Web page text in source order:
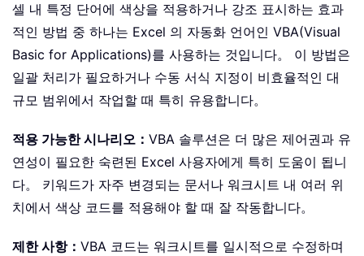
셀 내 특정 단어에 색상을 적용하거나 강조 표시하는 효과
적인 방법 중 하나는 Excel 의 자동화 언어인 VBA(Visual
Basic for Applications)를 사용하는 것입니다。 이 방법은
일괄 처리가 필요하거나 수동 서식 지정이 비효율적인 대
규모 범위에서 작업할 때 특히 유용합니다。
적용 가능한 시나리오： VBA 솔루션은 더 많은 제어권과 유
연성이 필요한 숙련된 Excel 사용자에게 특히 도움이 됩니
다。 키워드가 자주 변경되는 문서나 워크시트 내 여러 위
치에서 색상 코드를 적용해야 할 때 잘 작동합니다。
제한 사항： VBA 코드는 워크시트를 일시적으로 수정하며